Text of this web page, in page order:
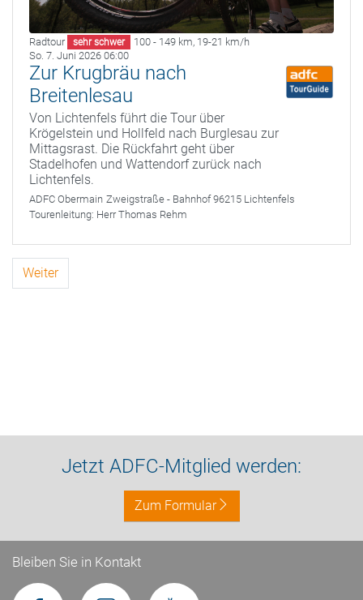
Radtour sehr schwer 100 - 149 km, 19-21 km/h
So. 7. Juni 2026 06:00
Zur Krugbräu nach
Breitenlesau
Von Lichtenfels führt die Tour über
Krögelstein und Hollfeld nach Burglesau zur
Mittagsrast. Die Rückfahrt geht über
Stadelhofen und Wattendorf zurück nach
Lichtenfels.
ADFC Obermain Zweigstraße - Bahnhof 96215 Lichtenfels
Tourenleitung: Herr Thomas Rehm
Weiter
Jetzt ADFC-Mitglied werden:
Zum Formular
Bleiben Sie in Kontakt